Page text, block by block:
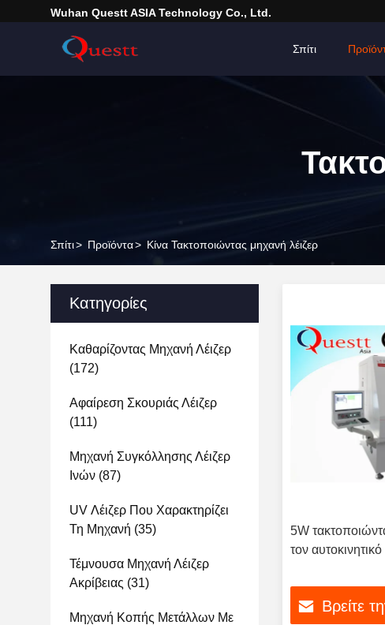
Wuhan Questt ASIA Technology Co., Ltd.
Σπίτι
Σπίτι> Προϊόντα> Κίνα Τακτοποιώντας μηχανή λέιζερ
Κατηγορίες
Καθαρίζοντας Μηχανή Λέιζερ
(172)
Αφαίρεση Σκουριάς Λέιζερ
(111)
Μηχανή Συγκόλλησης Λέιζερ
Ινών (87)
UV Λέιζερ Που Χαρακτηρίζει
Τη Μηχανή (35)
Τέμνουσα Μηχανή Λέιζερ
Ακρίβειας (31)
Μηχανή Κοπής Μετάλλων Με
5W
τον
Βρείτε